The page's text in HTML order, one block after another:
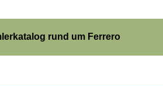
rund um Ferrero